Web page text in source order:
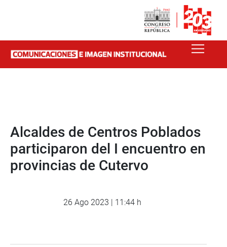
Alcaldes de Centros Poblados
participaron del I encuentro en
provincias de Cutervo
26 Ago 2023 | 11:44 h